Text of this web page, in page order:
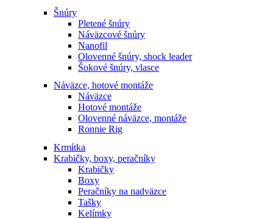
Šnúry
Pletené šnúry
Náväzcové šnúry
Nanofil
Olovenné šnúry, shock leader
Šokové šnúry, vlasce
Náväzce, hotové montáže
Náväzce
Hotové montáže
Olovenné náväzce, montáže
Ronnie Rig
Krmítka
Krabičky, boxy, peračníky
Krabičky
Boxy
Peračníky na nadväzce
Tašky
Kelímky